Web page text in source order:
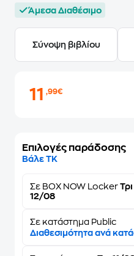
Άμεσα Διαθέσιμο
Σύνοψη βιβλίου
11,99€
Επιλογές παράδοσης
Βάλε ΤΚ
Σε BOX NOW Locker
12/08
Σε κατάστημα Public
Διαθεσιμότητα ανά